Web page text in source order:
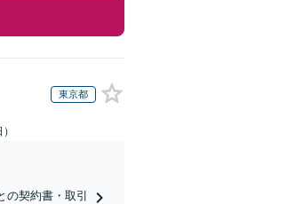
東京都
契約書・取引